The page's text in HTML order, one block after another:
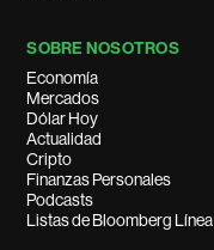
SOBRE NOSOTROS
Economía
Mercados
Dólar Hoy
Actualidad
Cripto
Finanzas Personales
Podcasts
Listas de Bloomberg Línea